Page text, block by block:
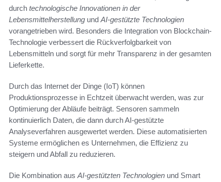
durch technologische Innovationen in der
Lebensmittelherstellung undAI-gestützte Technologien
vorangetrieben wird. Besonders die Integration von Blockchain-
Technologie verbessert die Rückverfolgbarkeit von
Lebensmitteln und sorgt für mehr Transparenz in der gesamten
Lieferkette.
Durch das Internet der Dinge (IoT) können
Produktionsprozesse in Echtzeit überwacht werden, was zur
Optimierung der Abläufe beiträgt. Sensoren sammeln
kontinuierlich Daten, die dann durch AI-gestützte
Analyseverfahren ausgewertet werden. Diese automatisierten
Systeme ermöglichen es Unternehmen, die Effizienz zu
steigern und Abfall zu reduzieren.
Die Kombination ausAI-gestützten Technologien und Smart